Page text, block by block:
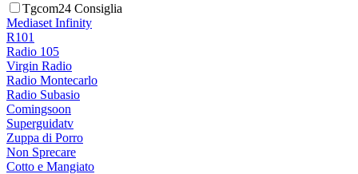
Tgcom24 Consiglia
Mediaset Infinity
R101
Radio 105
Virgin Radio
Radio Montecarlo
Radio Subasio
Comingsoon
Superguidatv
Zuppa di Porro
Non Sprecare
Cotto e Mangiato